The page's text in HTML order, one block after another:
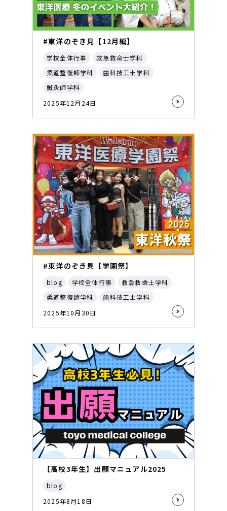
#東洋のぞき見【12月編】
学校全体行事
救急救命士学科
柔道整復師学科
歯科技工士学科
鍼灸師学科
2025年12月24日
#東洋のぞき見【学園祭】
blog 学校全体行事
救急救命士学科
柔道整復師学科
歯科技工士学科
2025年10月30日
【高校3年生】出願マニュアル2025
blog
2025年8月18日